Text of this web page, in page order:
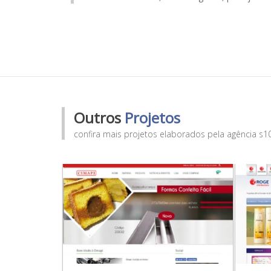
Outros Projetos
confira mais projetos elaborados pela agência